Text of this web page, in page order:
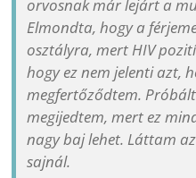
orvosnak már lejárt a
Elmondta, hogy a
osztályra, mert HIV
hogy ez nem jelenti azt,
megfertőződtem.
megijedtem, mert ez
nagy baj lehet. Láttam
sajnál.